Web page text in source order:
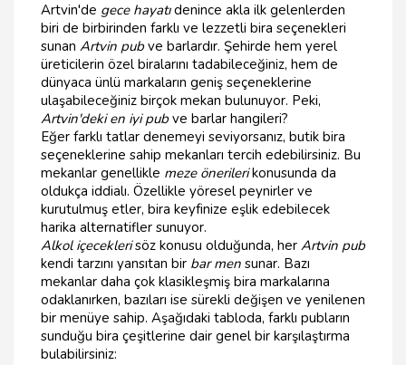
Artvin'de gece hayatıdenince akla ilk gelenlerden
biri de birbirinden farklı ve lezzetli bira seçenekleri
sunan Artvin pubve barlardır. Şehirde hem yerel
üreticilerin özel biralarını tadabileceğiniz, hem de
dünyaca ünlü markaların geniş seçeneklerine
ulaşabileceğiniz birçok mekan bulunuyor. Peki,
Artvin'deki en iyi pubve barlar hangileri?
Eğer farklı tatlar denemeyi seviyorsanız, butik bira
seçeneklerine sahip mekanları tercih edebilirsiniz. Bu
mekanlar genellikle meze önerilerikonusunda da
oldukça iddialı. Özellikle yöresel peynirler ve
kurutulmuş etler, bira keyfinize eşlik edebilecek
harika alternatifler sunuyor.
Alkol içeceklerisöz konusu olduğunda, her Artvin pub
kendi tarzını yansıtan bir bar men sunar. Bazı
mekanlar daha çok klasikleşmiş bira markalarına
odaklanırken, bazıları ise sürekli değişen ve yenilenen
bir menüye sahip. Aşağıdaki tabloda, farklı pubların
sunduğu bira çeşitlerine dair genel bir karşılaştırma
bulabilirsiniz: